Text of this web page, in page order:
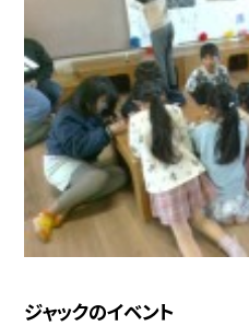
ジャックのイベント